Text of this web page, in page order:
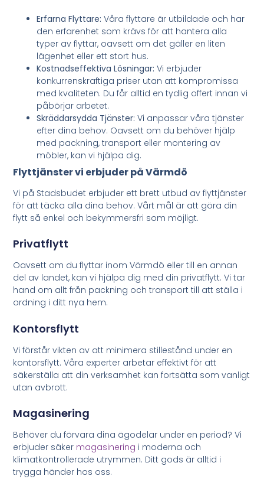
Erfarna Flyttare: Våra flyttare är utbildade och har
den erfarenhet som krävs för att hantera alla
typer av flyttar, oavsett om det gäller en liten
lägenhet eller ett stort hus.
Kostnadseffektiva Lösningar: Vi erbjuder
konkurrenskraftiga priser utan att kompromissa
med kvaliteten. Du får alltid en tydlig offert innan vi
påbörjar arbetet.
Skräddarsydda Tjänster: Vi anpassar våra tjänster
efter dina behov. Oavsett om du behöver hjälp
med packning, transport eller montering av
möbler, kan vi hjälpa dig.
Flyttjänster vi erbjuder på Värmdö
Vi på Stadsbudet erbjuder ett brett utbud av flyttjänster
för att täcka alla dina behov. Vårt mål är att göra din
flytt så enkel och bekymmersfri som möjligt.
Privatflytt
Oavsett om du flyttar inom Värmdö eller till en annan
del av landet, kan vi hjälpa dig med din privatflytt. Vi tar
hand om allt från packning och transport till att ställa i
ordning i ditt nya hem.
Kontorsflytt
Vi förstår vikten av att minimera stillestånd under en
kontorsflytt. Våra experter arbetar effektivt för att
säkerställa att din verksamhet kan fortsätta som vanligt
utan avbrott.
Magasinering
Behöver du förvara dina ägodelar under en period? Vi
erbjuder säker magasinering i moderna och
klimatkontrollerade utrymmen. Ditt gods är alltid i
trygga händer hos oss.